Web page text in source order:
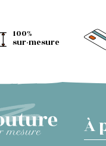
100%
sur-mesure
À